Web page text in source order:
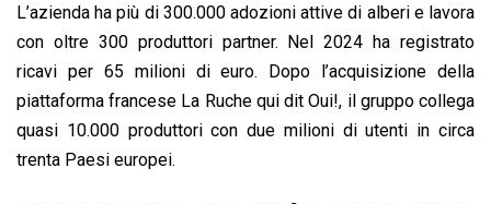
L’azienda ha più di 300.000 adozioni attive di alberi e lavora
con oltre 300 produttori partner. Nel 2024 ha registrato
ricavi per 65 milioni di euro. Dopo l’acquisizione della
piattaforma francese La Ruche qui dit Oui!, il gruppo collega
quasi 10.000 produttori con due milioni di utenti in circa
trenta Paesi europei.